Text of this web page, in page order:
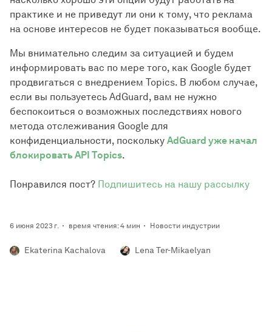
практике и не приведут ли они к тому, что реклама
на основе интересов не будет показываться вообще.
Мы внимательно следим за ситуацией и будем
информировать вас по мере того, как Google будет
продвигаться с внедрением Topics. В любом случае,
если вы пользуетесь AdGuard, вам не нужно
беспокоиться о возможных последствиях нового
метода отслеживания Google для
конфиденциальности, поскольку AdGuard уже начал
блокировать API Topics.
Понравился пост? Подпишитесь на нашу рассылку
6 июня 2023 г. время чтения: 4 мин Новости индустрии
Ekaterina Kachalova Lena Ter-Mikaelyan